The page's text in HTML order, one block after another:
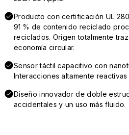
Producto con certificación UL
91 % de contenido reciclado
reciclados. Origen totalmente
economía circular.
Sensor táctil capacitivo con
Interacciones altamente
Diseño innovador de doble
accidentales y un uso más fluido.